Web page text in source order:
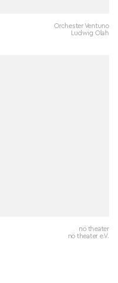
Orchester Ventuno
Ludwig Olah
nö theater
nö theater e.V.